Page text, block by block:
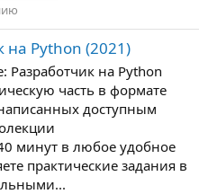
на Python (2021)
Разработчик на Python
часть в формате
доступным
минут в любое удобное
практические задания в